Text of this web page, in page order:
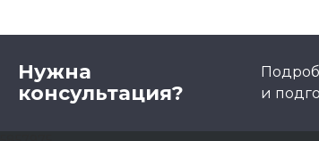
Нужна
консультация?
и